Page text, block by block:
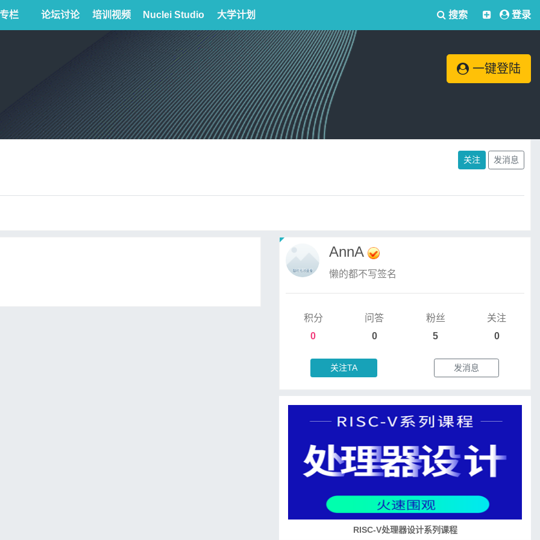
专栏 论坛讨论 培训视频 Nuclei Studio 大学计划 搜索 登录
一键登陆
关注 发消息
AnnA
懒的都不写签名
积分
0
问答
0
粉丝
5
关注
0
关注TA 发消息
RISC-V处理器设计系列课程